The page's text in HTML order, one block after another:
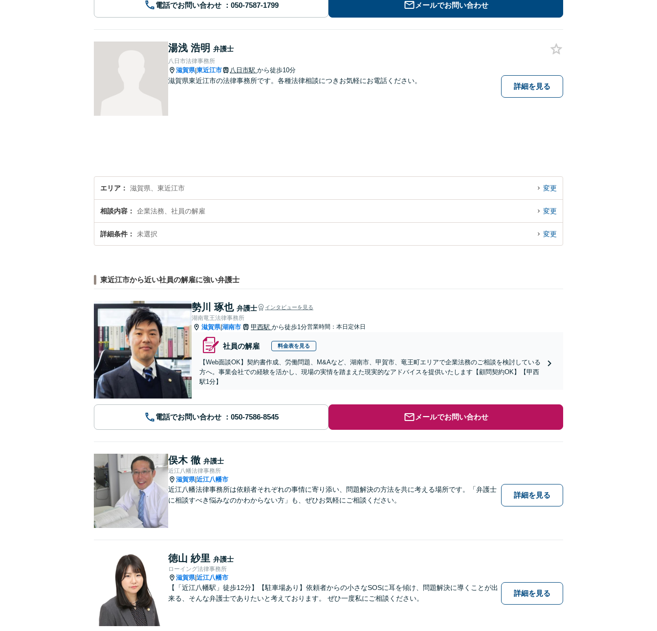
電話でお問い合わせ メールでお問い合わせ
湯浅 浩明 弁護士
八日市法律事務所
滋賀県|東近江市 八日市駅 から徒歩10分
滋賀県東近江市の法律事務所です。各種法律相談につきお気軽にお電話ください。
詳細を見る
エリア 滋賀県、東近江市 変更
相談内容 企業法務、社員の解雇 変更
詳細条件 未選択 変更
東近江市から近い社員の解雇に強い弁護士
勢川 琢也 弁護士 インタビューを見る
湖南竜王法律事務所
滋賀県|湖南市 甲西駅 から徒歩1分営業時間：本日定休日
社員の解雇 料金表を見る
【Web面談OK】契約書作成、労働問題、M&Aなど、湖南市、甲賀市、竜王町エリアで企業法務のご相談を検討している
方へ。事業会社での経験を活かし、現場の実情を踏まえた現実的なアドバイスを提供いたします【顧問契約OK】【甲西
駅1分】
電話でお問い合わせ メールでお問い合わせ
俣木 徹 弁護士
近江八幡法律事務所
滋賀県|近江八幡市
近江八幡法律事務所は依頼者それぞれの事情に寄り添い、問題解決の方法を共に考える場所です。「弁護士
に相談すべき悩みなのかわからない方」も、ぜひお気軽にご相談ください。
詳細を見る
徳山 紗里 弁護士
ローイング法律事務所
滋賀県|近江八幡市
【「近江八幡駅」徒歩12分】【駐車場あり】依頼者からの小さなSOSに耳を傾け、問題解決に導くことが出
来る、そんな弁護士でありたいと考えております。 ぜひ一度私にご相談ください。
詳細を見る